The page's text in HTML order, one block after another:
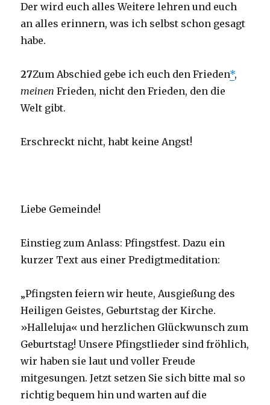
Der wird euch alles Weitere lehren und euch
an alles erinnern, was ich selbst schon gesagt
habe.
27Zum Abschied gebe ich euch den Frieden*,
meinen Frieden, nicht den Frieden, den die
Welt gibt.
Erschreckt nicht, habt keine Angst!
Liebe Gemeinde!
Einstieg zum Anlass: Pfingstfest. Dazu ein
kurzer Text aus einer Predigtmeditation:
„Pfingsten feiern wir heute, Ausgießung des
Heiligen Geistes, Geburtstag der Kirche.
»Halleluja« und herzlichen Glückwunsch zum
Geburtstag! Unsere Pfingstlieder sind fröhlich,
wir haben sie laut und voller Freude
mitgesungen. Jetzt setzen Sie sich bitte mal so
richtig bequem hin und warten auf die